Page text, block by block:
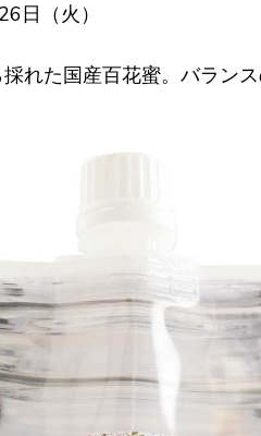
日（火）
れた国産百花蜜。バラン